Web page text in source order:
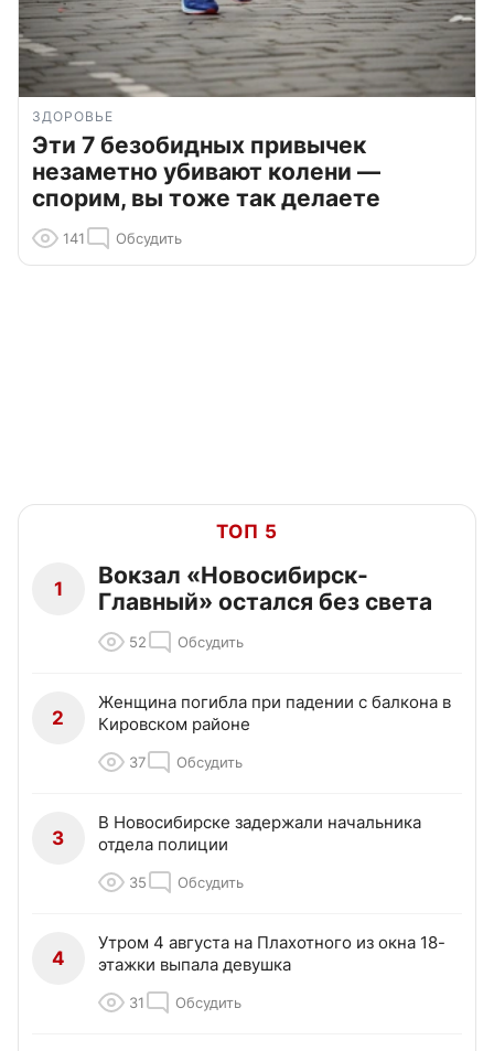
ЗДОРОВЬЕ
Эти 7 безобидных привычек
незаметно убивают колени —
спорим, вы тоже так делаете
141 Обсудить
ТОП 5
1
Вокзал «Новосибирск-
Главный» остался без света
52 Обсудить
2
Женщина погибла при падении с балкона в
Кировском районе
37 Обсудить
3
В Новосибирске задержали начальника
отдела полиции
35 Обсудить
4
Утром 4 августа на Плахотного из окна 18-
этажки выпала девушка
31 Обсудить